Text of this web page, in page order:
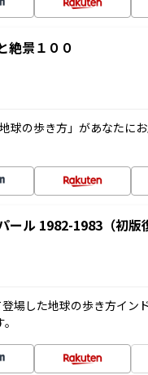
絶景１００
球の歩き方」があなたに
ル 1982-1983（初版
場した地球の歩き方イ